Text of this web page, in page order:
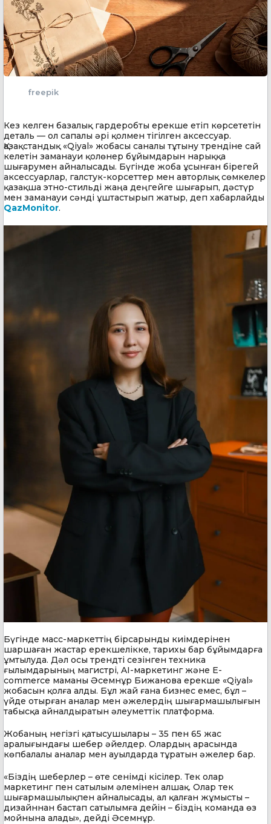
freepik
Кез келген базалық гардеробты ерекше етіп көрсететін
деталь — ол сапалы әрі қолмен тігілген аксессуар.
Қазақстандық «Qiyal» жобасы саналы тұтыну трендіне сай
келетін заманауи қолөнер бұйымдарын нарыққа
шығарумен айналысады. Бүгінде жоба ұсынған бірегей
аксессуарлар, галстук-корсеттер мен авторлық сөмкелер
қазақша этно-стильді жаңа деңгейге шығарып, дәстүр
мен заманауи сәнді ұштастырып жатыр, деп хабарлайды
QazMonitor.
Бүгінде масс-маркеттің бірсарынды киімдерінен
шаршаған жастар ерекшелікке, тарихы бар бұйымдарға
ұмтылуда. Дәл осы трендті сезінген техника
ғылымдарының магистрі, AI-маркетинг және E-
commerce маманы Әсемнұр Бижанова ерекше «Qiyal»
жобасын қолға алды. Бұл жай ғана бизнес емес, бұл –
үйде отырған аналар мен әжелердің шығармашылығын
табысқа айналдыратын әлеуметтік платформа.
Жобаның негізгі қатысушылары – 35 пен 65 жас
аралығындағы шебер әйелдер. Олардың арасында
көпбалалы аналар мен ауылдарда тұратын әжелер бар.
«Біздің шеберлер – өте сенімді кісілер. Тек олар
маркетинг пен сатылым әлемінен алшақ. Олар тек
шығармашылықпен айналысады, ал қалған жұмысты –
дизайннан бастап сатылымға дейін – біздің команда өз
мойнына алады», дейді Әсемнұр.